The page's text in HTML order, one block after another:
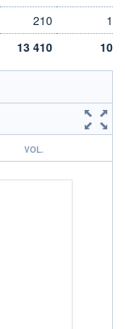
210
1
13 410 10
VOL.